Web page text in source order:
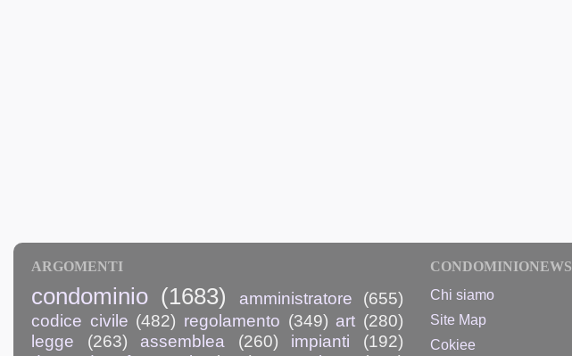
ARGOMENTI
condominio (1683) amministratore
(655)
codice civile (482) regolamento (349) art (280)
legge
(263) assemblea (260) impianti
(192)
CONDOMINIONEWS
Chi siamo
Site Map
Cokiee